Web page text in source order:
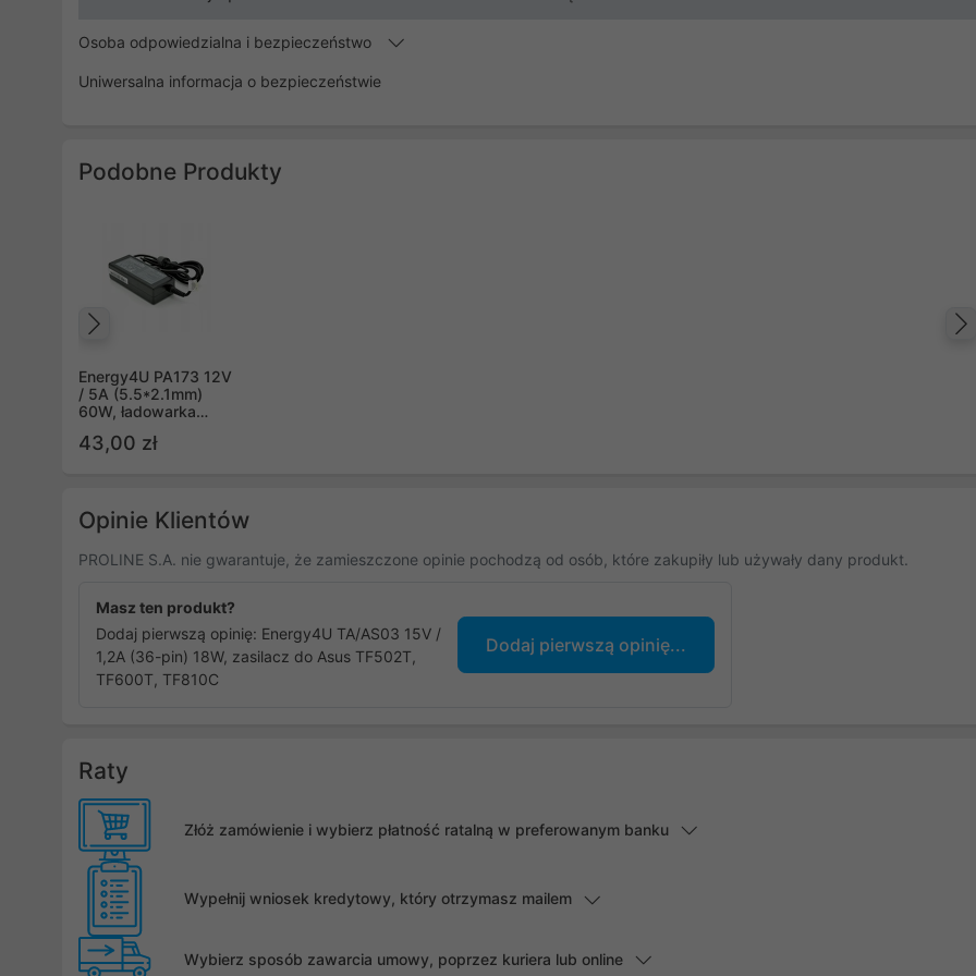
Osoba odpowiedzialna i bezpieczeństwo
Uniwersalna informacja o bezpieczeństwie
Podobne Produkty
Energy4U PA173 12V
/ 5A (5.5*2.1mm)
60W, ładowarka
43,00 zł
Opinie Klientów
PROLINE S.A. nie gwarantuje, że zamieszczone opinie pochodzą od osób, które zakupiły lub używały dany produkt.
Masz ten produkt?
Dodaj pierwszą opinię: Energy4U TA/AS03 15V /
1,2A (36-pin) 18W, zasilacz do Asus TF502T,
TF600T, TF810C
Dodaj pierwszą opinię...
Raty
Złóż zamówienie i wybierz płatność ratalną w preferowanym banku
Wypełnij wniosek kredytowy, który otrzymasz mailem
Wybierz sposób zawarcia umowy, poprzez kuriera lub online